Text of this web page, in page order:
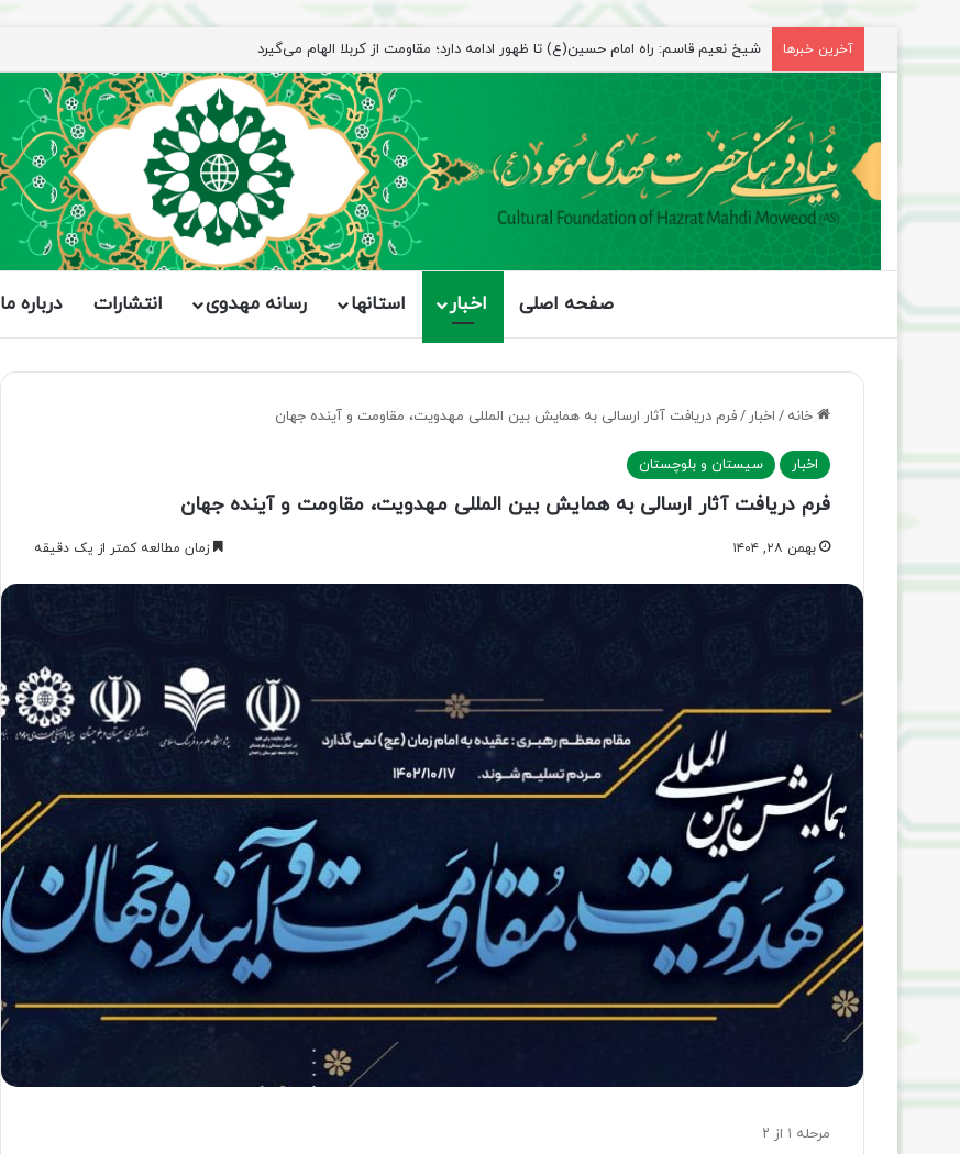
آخرین خبرها راهپیمایی اربعین، رزمایش منتظران ظهور
صفحه اصلی اخبار استانها رسانه مهدوی انتشارات درباره ما
خانه / اخبار /فرم دریافت آثار ارسالی به همایش بین المللی مهدویت، مقاومت و آینده جهان
اخبار سیستان و بلوچستان
فرم دریافت آثار ارسالی به همایش بین المللی مهدویت، مقاومت و آینده جهان
بهمن ۲۸, ۱۴۰۴ زمان مطالعه کمتر از یک دقیقه
مرحله ۱ از ۲